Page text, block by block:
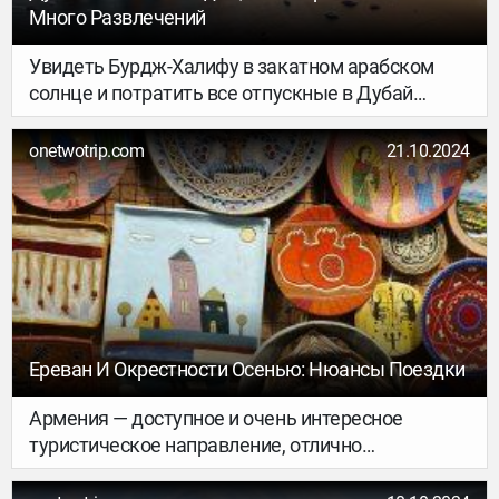
Много Развлечений
Увидеть Бурдж-Халифу в закатном арабском
солнце и потратить все отпускные в Дубай
Молле — программа минимум. А как насчёт
тропических лесов и гигантского снежного
склона в ТЦ? Может, вообще полетать с
парашютом над барханами? Рассказываем, как
провести отпуск в Дубае (и привезти
впечатлений больше, чем сувениров).
onetwotrip.com 21.10.2024
Ереван И Окрестности Осенью: Нюансы Поездки
Армения — доступное и очень интересное
туристическое направление, отлично
подходящее для осенних путешествий. Погода